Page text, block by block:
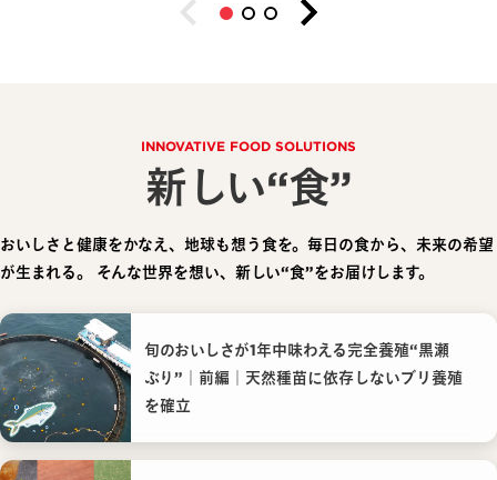
INNOVATIVE FOOD SOLUTIONS
新しい“食”
おいしさと健康をかなえ、地球も想う食を。毎日の食から、未来の希望
が生まれる。
そんな世界を想い、新しい“食”をお届けします。
旬のおいしさが1年中味わえる完全養殖“黒瀬
ぶり”｜前編｜天然種苗に依存しないブリ養殖
を確立